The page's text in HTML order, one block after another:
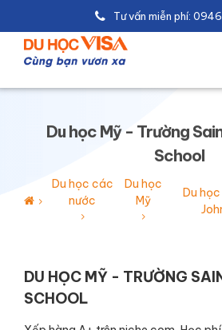
Tư vấn miễn phí:
Du học Mỹ - Trường
School
Du học các
nước
Du học
Mỹ
Du
DU HỌC MỸ - TRƯỜNG
SCHOOL